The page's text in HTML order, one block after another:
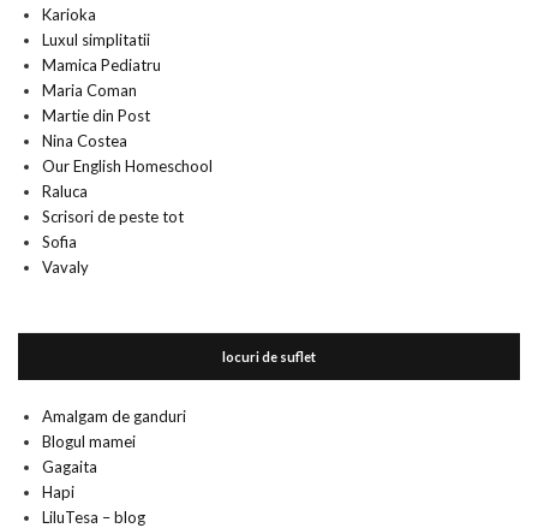
Karioka
Luxul simplitatii
Mamica Pediatru
Maria Coman
Martie din Post
Nina Costea
Our English Homeschool
Raluca
Scrisori de peste tot
Sofia
Vavaly
locuri de suflet
Amalgam de ganduri
Blogul mamei
Gagaita
Hapi
LiluTesa – blog